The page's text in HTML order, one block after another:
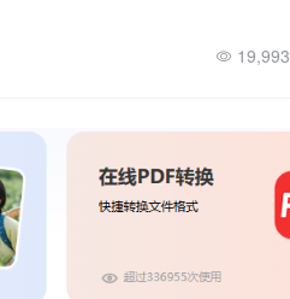
19,993